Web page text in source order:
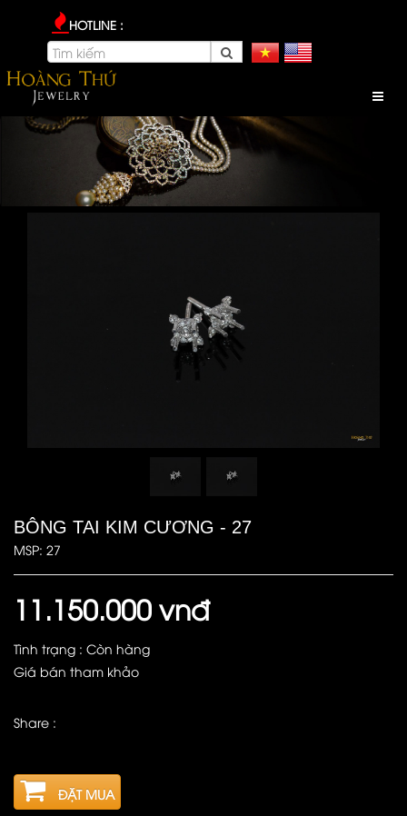
HOTLINE :
BÔNG TAI KIM CƯƠNG - 27
MSP: 27
11.150.000 vnđ
Tình trạng : Còn hàng
Giá bán tham khảo
Share :
ĐẶT MUA